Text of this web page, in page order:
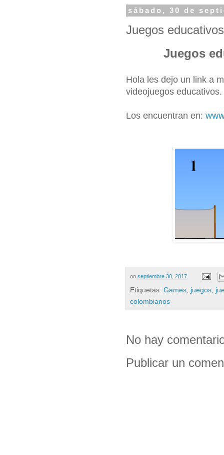
sábado, 30 de
Juegos
Juegos
Hola les dejo un link a
videojuegos educativos.
Los encuentran en:
on septiembre 30, 2017
Etiquetas: Games juegos
colombianos
No hay
Publicar un